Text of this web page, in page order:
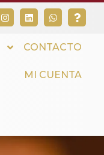
CONTACTO
MI CUENTA